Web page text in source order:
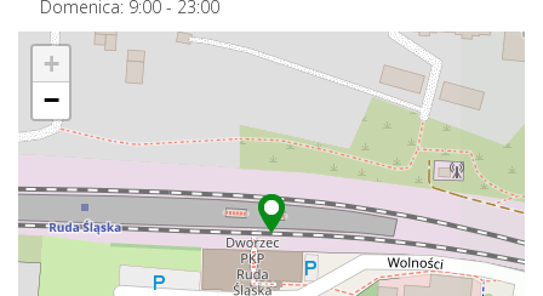
Domenica: 9:00 - 23:00
+
−